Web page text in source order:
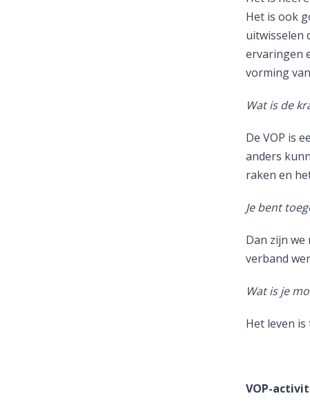
Het is ook
uitwisselen
ervaringen
vorming
Wat is de
De VOP is
anders
raken en
Je bent
Dan zijn
verband
Wat is je
Het leven
VOP-